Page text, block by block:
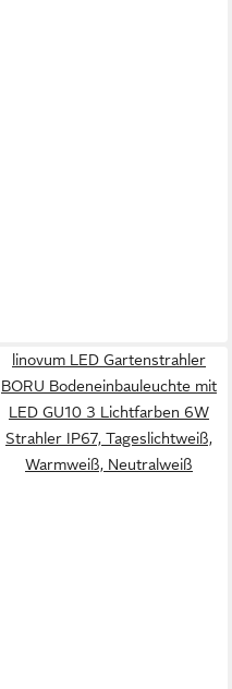
linovum LED Gartenstrahler
BORU Bodeneinbauleuchte mit
LED GU10 3 Lichtfarben 6W
Strahler IP67, Tageslichtweiß,
Warmweiß, Neutralweiß